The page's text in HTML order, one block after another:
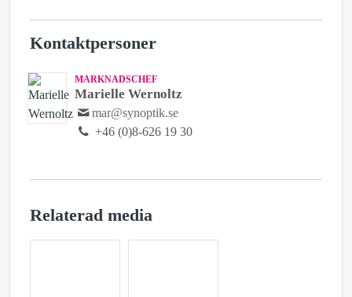
Kontaktpersoner
MARKNADSCHEF
Marielle Wernoltz
mar@synoptik.se
+46 (0)8-626 19 30
Relaterad media